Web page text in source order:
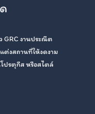
GRC งานประณีต
งสถานที่ให้งดงาม
ปรตุกีส หรือสไตล์